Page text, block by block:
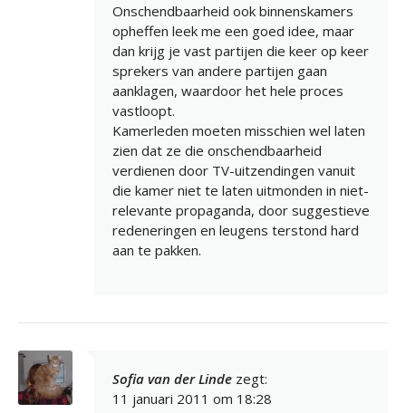
Onschendbaarheid ook binnenskamers
opheffen leek me een goed idee, maar
dan krijg je vast partijen die keer op keer
sprekers van andere partijen gaan
aanklagen, waardoor het hele proces
vastloopt.
Kamerleden moeten misschien wel laten
zien dat ze die onschendbaarheid
verdienen door TV-uitzendingen vanuit
die kamer niet te laten uitmonden in niet-
relevante propaganda, door suggestieve
redeneringen en leugens terstond hard
aan te pakken.
Sofia van der Linde zegt:
11 januari 2011 om 18:28